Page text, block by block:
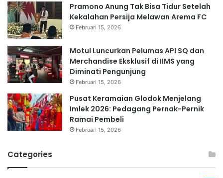
Pramono Anung Tak Bisa Tidur Setelah
Kekalahan Persija Melawan Arema FC
Februari 15, 2026
Motul Luncurkan Pelumas API SQ dan
Merchandise Eksklusif di IIMS yang
Diminati Pengunjung
Februari 15, 2026
Pusat Keramaian Glodok Menjelang
Imlek 2026: Pedagang Pernak-Pernik
Ramai Pembeli
Februari 15, 2026
Categories